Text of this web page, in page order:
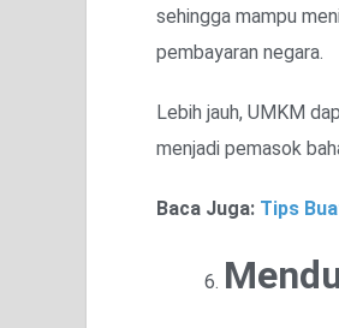
sehingga mampu
pembayaran negara.
Lebih jauh, UMKM
menjadi pemasok
Baca Juga: Tips